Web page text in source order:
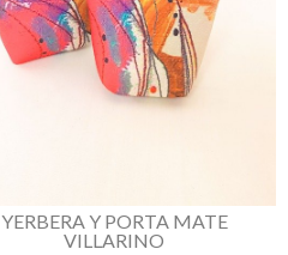
YERBERA Y PORTA MATE
VILLARINO